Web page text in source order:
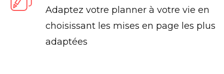
Adaptez votre planner à votre vie en
choisissant les mises en page les plus
adaptées